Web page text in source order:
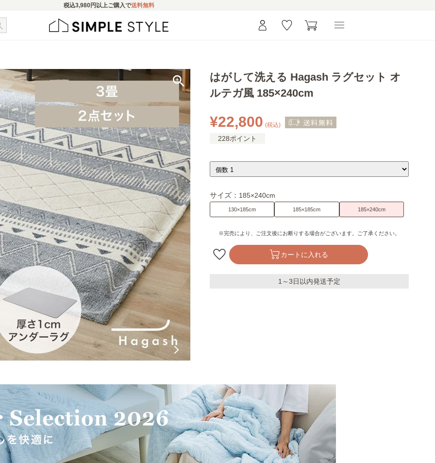
税込3,980円 以上ご購入で送料無料
はがして洗える Hagash ラグセット オ
ルテガ風 185×240cm
¥22,800 (税込)
228ポイント
サイズ： 185×240cm
130×185cm 185×185cm 185×240cm
※完売により、ご注文後にお断りする場合がございます。ご了承ください。
カートに入れる
1～3日以内発送予定